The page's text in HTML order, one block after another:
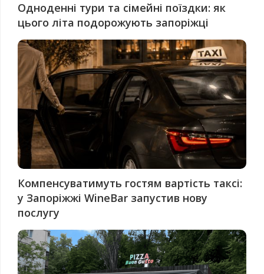
Одноденні тури та сімейні поїздки: як
цього літа подорожують запоріжці
Компенсуватимуть гостям вартість таксі:
у Запоріжжі WineBar запустив нову
послугу